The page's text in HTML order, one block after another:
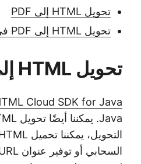
تحويل HTML إلى PDF
تحويل HTML إلى PDF في Java
تحويل HTML إلى PDF
Cloud SDK for Java
Java. يمكننا أيضًا تحويل HTML إلى تنسيقات مستند ذات تخطيط ثابت (PDF أو
التحويل، يمكننا تحميل HTML المصدر (